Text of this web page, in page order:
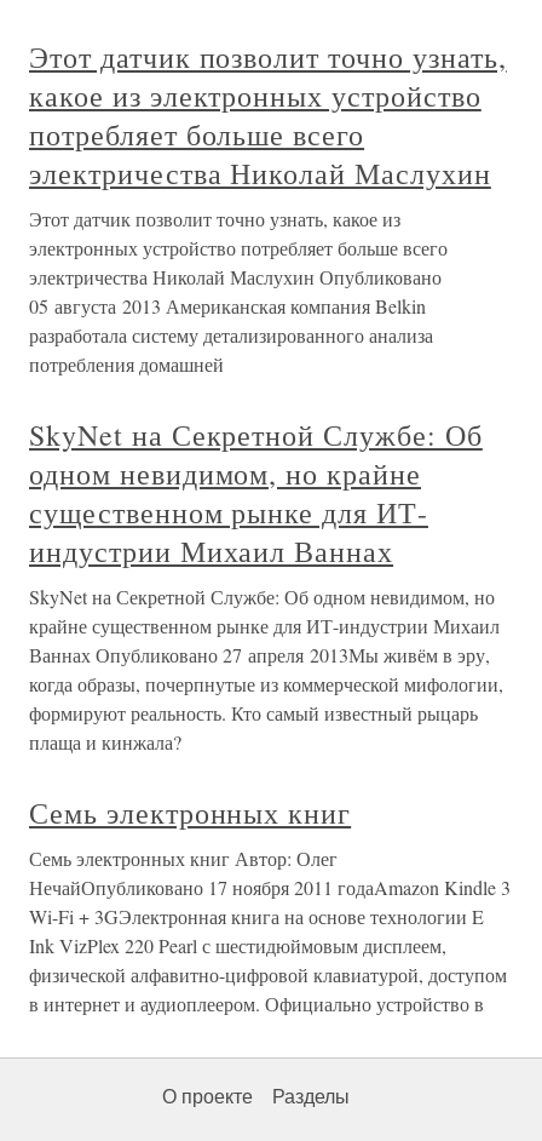
Этот датчик позволит точно узнать,
какое из электронных устройство
потребляет больше всего
электричества Николай Маслухин
Этот датчик позволит точно узнать, какое из
электронных устройство потребляет больше всего
электричества Николай Маслухин Опубликовано
05 августа 2013 Американская компания Belkin
разработала систему детализированного анализа
потребления домашней
SkyNet на Секретной Службе: Об
одном невидимом, но крайне
существенном рынке для ИТ-
индустрии Михаил Ваннах
SkyNet на Секретной Службе: Об одном невидимом, но
крайне существенном рынке для ИТ-индустрии Михаил
Ваннах Опубликовано 27 апреля 2013Мы живём в эру,
когда образы, почерпнутые из коммерческой мифологии,
формируют реальность. Кто самый известный рыцарь
плаща и кинжала?
Семь электронных книг
Семь электронных книг Автор: Олег
НечайОпубликовано 17 ноября 2011 годаAmazon Kindle 3
Wi-Fi + 3GЭлектронная книга на основе технологии E
Ink VizPlex 220 Pearl с шестидюймовым дисплеем,
физической алфавитно-цифровой клавиатурой, доступом
в интернет и аудиоплеером. Официально устройство в
О проекте Разделы